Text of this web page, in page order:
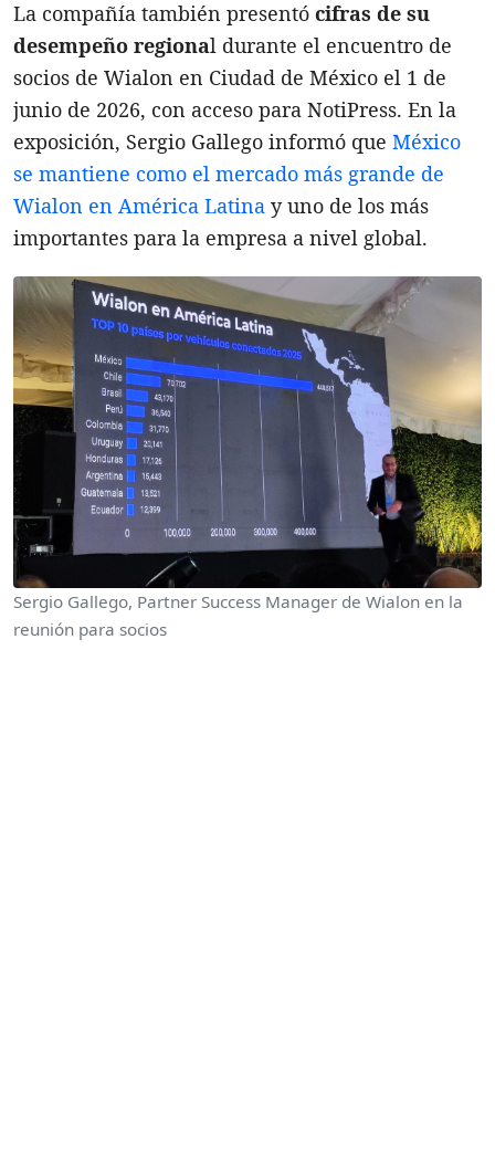
La compañía también presentó cifras de su
desempeño regional durante el encuentro de
socios de Wialon en Ciudad de México el 1 de
junio de 2026, con acceso para NotiPress. En la
exposición, Sergio Gallego informó que México
se mantiene como el mercado más grande de
Wialon en América Latina y uno de los más
importantes para la empresa a nivel global.
Sergio Gallego, Partner Success Manager de Wialon en la
reunión para socios